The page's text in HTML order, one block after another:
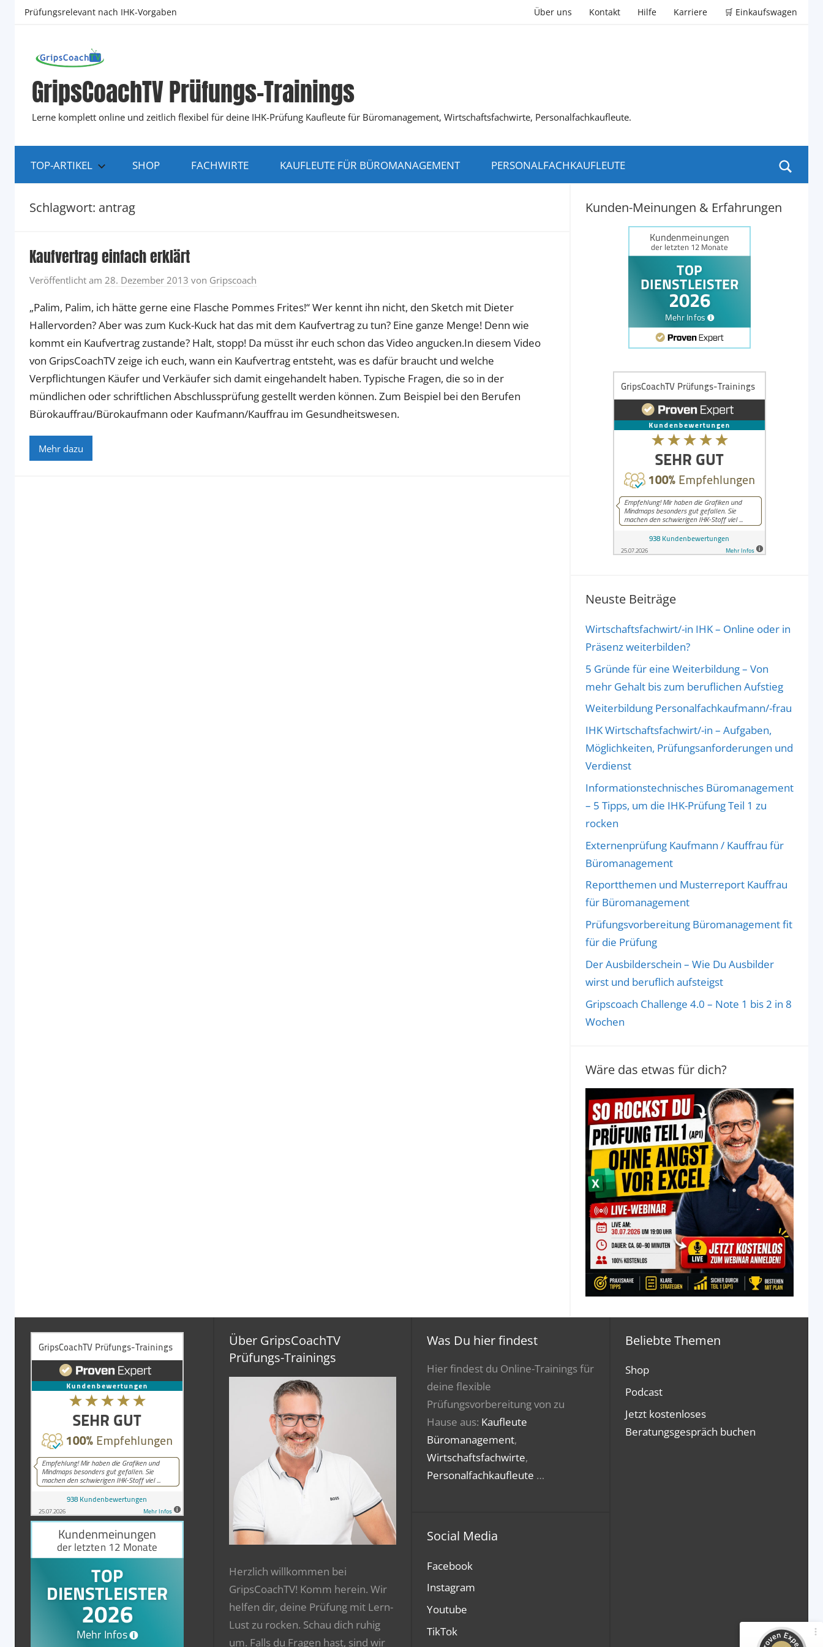
Zum
Prüfungsrelevant nach IHK-Vorgaben Über uns Kontakt Hilfe Karriere 🛒 Einkaufswagen
GripsCoachTV Prüfungs-Trainings
Lerne komplett online und zeitlich flexibel für deine IHK-Prüfung Kaufleute für Büromanagement, Wirtschaftsfachwirte, Personalfachkaufleute.
TOP-ARTIKEL SHOP FACHWIRTE KAUFLEUTE FÜR BÜROMANAGEMENT PERSONALFACHKAUFLEUTE
Schlagwort: antrag
Kaufvertrag einfach erklärt
Veröffentlicht am 28. Dezember 2013 von Gripscoach
„Palim, Palim, ich hätte gerne eine Flasche Pommes Frites!“ Wer kennt ihn nicht, den Sketch mit Dieter
Hallervorden? Aber was zum Kuck-Kuck hat das mit dem Kaufvertrag zu tun? Eine ganze Menge! Denn wie
kommt ein Kaufvertrag zustande? Halt, stopp! Da müsst ihr euch schon das Video angucken.In diesem Video
von GripsCoachTV zeige ich euch, wann ein Kaufvertrag entsteht, was es dafür braucht und welche
Verpflichtungen Käufer und Verkäufer sich damit eingehandelt haben. Typische Fragen, die so in der
mündlichen oder schriftlichen Abschlussprüfung gestellt werden können. Zum Beispiel bei den Berufen
Bürokauffrau/Bürokaufmann oder Kaufmann/Kauffrau im Gesundheitswesen.
Mehr dazu
Kunden-Meinungen & Erfahrungen
Neuste Beiträge
Wirtschaftsfachwirt/-in IHK – Online oder in
Präsenz weiterbilden?
5 Gründe für eine Weiterbildung – Von
mehr Gehalt bis zum beruflichen Aufstieg
Weiterbildung Personalfachkaufmann/-frau
IHK Wirtschaftsfachwirt/-in – Aufgaben,
Möglichkeiten, Prüfungsanforderungen und
Verdienst
Informationstechnisches Büromanagement
– 5 Tipps, um die IHK-Prüfung Teil 1 zu
rocken
Externenprüfung Kaufmann / Kauffrau für
Büromanagement
Reportthemen und Musterreport Kauffrau
für Büromanagement
Prüfungsvorbereitung Büromanagement fit
für die Prüfung
Der Ausbilderschein – Wie Du Ausbilder
wirst und beruflich aufsteigst
Gripscoach Challenge 4.0 – Note 1 bis 2 in 8
Wochen
Wäre das etwas für dich?
Über GripsCoachTV
Prüfungs-Trainings
Herzlich willkommen bei
GripsCoachTV! Komm herein. Wir
helfen dir, deine Prüfung mit Lern-
Lust zu rocken. Schau dich ruhig
um. Falls du Fragen hast, sind wir
Was Du hier findest
Hier findest du Online-Trainings für
deine flexible
Prüfungsvorbereitung von zu
Hause aus: Kaufleute
Büromanagement,
Wirtschaftsfachwirte,
Personalfachkaufleute …
Social Media
Facebook
Instagram
Youtube
TikTok
Beliebte Themen
Shop
Podcast
Jetzt kostenloses
Beratungsgespräch buchen
377
Bewertungen auf
ProvenExpert.com